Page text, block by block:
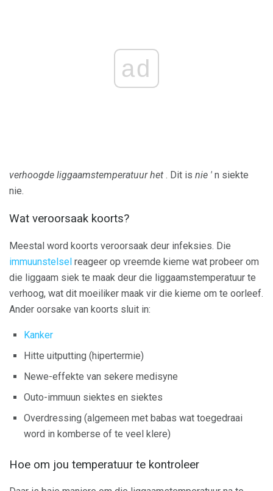
ad
verhoogde liggaamstemperatuur het . Dit is nie ' n siekte
nie.
Wat veroorsaak koorts?
Meestal word koorts veroorsaak deur infeksies. Die
immuunstelsel reageer op vreemde kieme wat probeer om
die liggaam siek te maak deur die liggaamstemperatuur te
verhoog, wat dit moeiliker maak vir die kieme om te oorleef.
Ander oorsake van koorts sluit in:
Kanker
Hitte uitputting (hipertermie)
Newe-effekte van sekere medisyne
Outo-immuun siektes en siektes
Overdressing (algemeen met babas wat toegedraai
word in komberse of te veel klere)
Hoe om jou temperatuur te kontroleer